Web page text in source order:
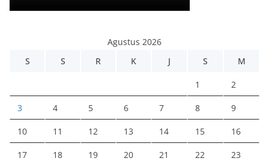
Agustus 2026
S
S R K J S M
1 2
3 4 5 6 7 8 9
10 11 12 13 14 15 16
17 18 19 20 21 22 23